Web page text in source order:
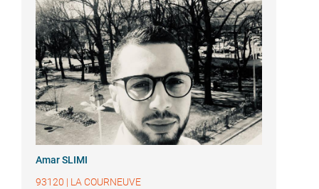
Amar SLIMI
93120 | LA COURNEUVE